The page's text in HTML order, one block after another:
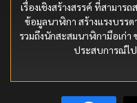
เรื่องเชิงสร้างสรรค์ ที่สามาร
ข้อมูลนาฬิกา สร้างแรงบร
รวมถึงนักสะสมนาฬิกามือเก่
ประสบการณ์ไ